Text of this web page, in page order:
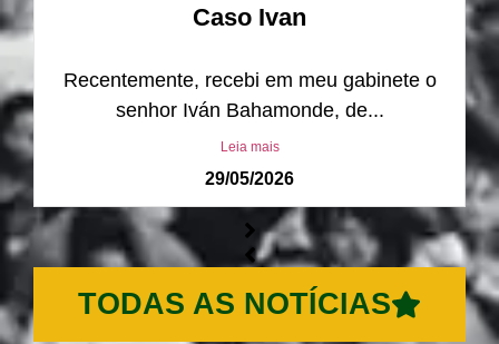
Caso Ivan
Recentemente, recebi em meu gabinete o
senhor Iván Bahamonde, de...
Leia mais
29/05/2026
TODAS AS NOTÍCIAS